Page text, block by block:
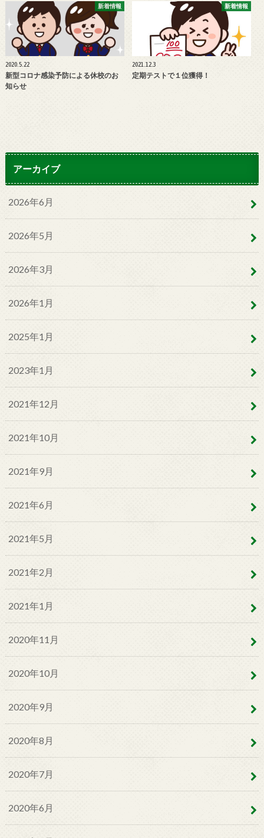
新着情報
2020.5.22
新型コロナ感染予防による休校のお
知らせ
新着情報
2021.12.3
定期テストで１位獲得！
アーカイブ
2026年6月
2026年5月
2026年3月
2026年1月
2025年1月
2023年1月
2021年12月
2021年10月
2021年9月
2021年6月
2021年5月
2021年2月
2021年1月
2020年11月
2020年10月
2020年9月
2020年8月
2020年7月
2020年6月